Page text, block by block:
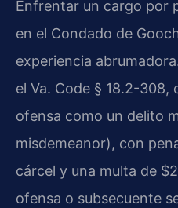
Enfrentar un cargo por
en el Condado de
experiencia
el Va. Code § 18.2-308,
ofensa como un delito
misdemeanor), con
cárcel y una multa de
ofensa o subsecuente